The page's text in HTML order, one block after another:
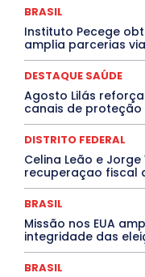
Congressuanas &
Cultura
DESTAQUE BRASIL
DESTAQUES
ELEIÇÕES
Especial
EVENTOS
Jogos Online
MEIO AMBIENTE
Paraíba
BRASIL
Instituto Pecege
amplia parcerias
DESTAQUE SAÚDE
Agosto Lilás
canais de proteção
DISTRITO FEDERAL
Celina Leão e
recuperaçao fiscal
BRASIL
Missão nos EUA
integridade das
BRASIL